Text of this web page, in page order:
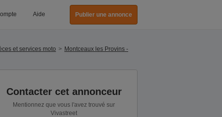
Aide Publier une annonce
et services moto
Montceaux les Provins -
Contacter cet annonceur
Mentionnez que vous l'avez trouvé sur
Vivastreet